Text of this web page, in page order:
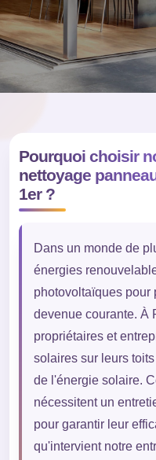
Pourquoi choisir
nettoyage
1er ?
Dans un monde de
énergies
photovoltaïques pour
devenue courante. À
propriétaires et
solaires sur leurs
de l'énergie solaire.
nécessitent un
pour garantir leur
qu'intervient notre